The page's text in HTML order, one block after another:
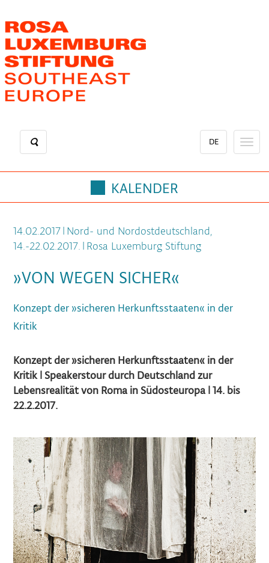
Inhalt
Toggle
DE
KALENDER
14.02.2017| Nord- und Nordostdeutschland,
14.-22.02.2017. | Rosa Luxemburg Stiftung
»VON WEGEN SICHER«
Konzept der »sicheren Herkunftsstaaten« in der
Kritik
Konzept der »sicheren Herkunftsstaaten« in der
Kritik | Speakerstourdurch Deutschland zur
Lebensrealitätvon Roma in Südosteuropa | 14. bis
22.2.2017.